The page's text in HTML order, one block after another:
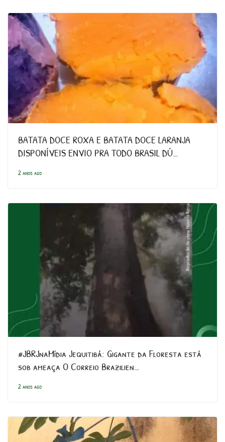
BATATA DOCE ROXA E BATATA DOCE LARANJA
DISPONÍVEIS ENVIO PRA TODO BRASIL DÚ…
2 anos ago
#JBRJnaMídia Jequitibá: Gigante da Floresta está
sob ameaça O Correio Brazilien…
2 anos ago